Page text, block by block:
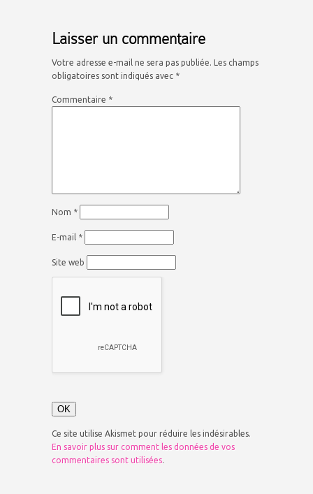
Laisser un commentaire
Votre adresse e-mail ne sera pas publiée. Les champs
obligatoires sont indiqués avec *
Commentaire *
Nom *
E-mail *
Site web
Ce site utilise Akismet pour réduire les indésirables.
En savoir plus sur comment les données de vos
commentaires sont utilisées.